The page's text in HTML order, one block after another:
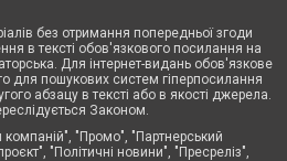
без отримання попередньої згоди
в тексті обов'язкового посилання на
Для інтернет-видань обов'язкове
для пошукових систем гіперпосилання
абзацу в тексті або в якості джерела.
Законом.
"Промо", "Партнерський
"Політичні новини", "Пресреліз",